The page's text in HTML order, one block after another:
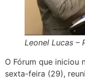
Leonel Lucas –
O Fórum que iniciou
sexta-feira (29),